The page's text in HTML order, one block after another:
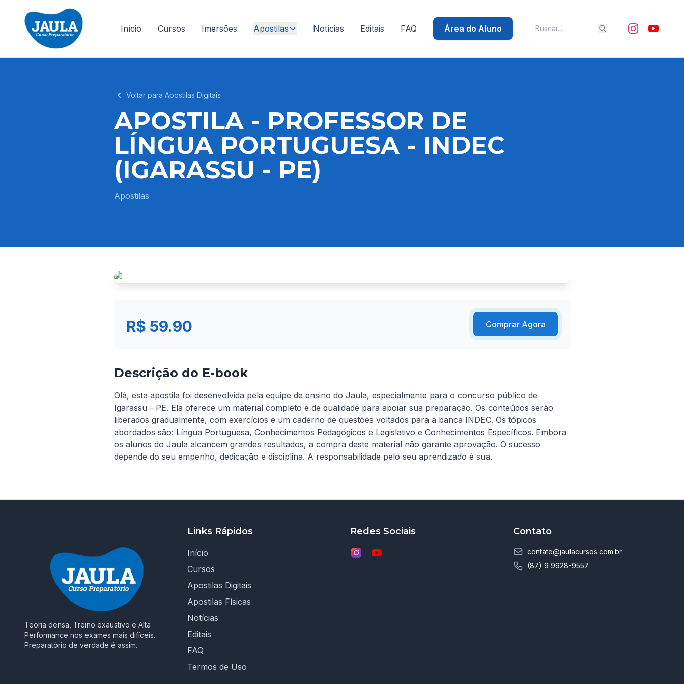
Início Cursos Imersões Apostilas Notícias Editais FAQ Área do Aluno
Voltar para Apostilas Digitais
APOSTILA - PROFESSOR DE
LÍNGUA PORTUGUESA - INDEC
(IGARASSU - PE)
Apostilas
R$ 59.90 Comprar Agora
Descrição do E-book
Olá, esta apostila foi desenvolvida pela equipe de ensino do Jaula, especialmente para o concurso público de
Igarassu - PE. Ela oferece um material completo e de qualidade para apoiar sua preparação. Os conteúdos serão
liberados gradualmente, com exercícios e um caderno de questões voltados para a banca INDEC. Os tópicos
abordados são: Língua Portuguesa, Conhecimentos Pedagógicos e Legislativo e Conhecimentos Específicos. Embora
os alunos do Jaula alcancem grandes resultados, a compra deste material não garante aprovação. O sucesso
depende do seu empenho, dedicação e disciplina. A responsabilidade pelo seu aprendizado é sua.
Teoria densa, Treino exaustivo e Alta
Performance nos exames mais difíceis.
Preparatório de verdade é assim.
Links Rápidos
Início
Cursos
Apostilas Digitais
Apostilas Físicas
Notícias
Editais
FAQ
Termos de Uso
Redes Sociais Contato
contato@jaulacursos.com.br
(87) 9 9928-9557